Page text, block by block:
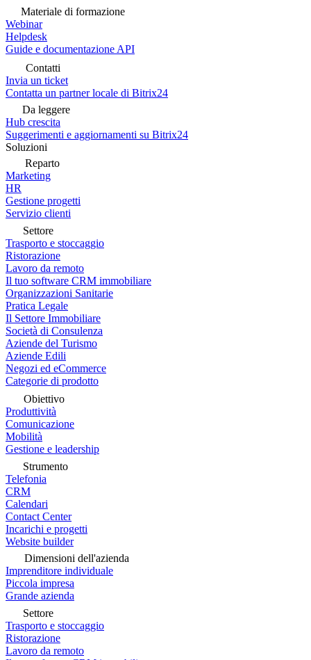
Materiale di formazione
Webinar
Helpdesk
Guide e documentazione API
Contatti
Invia un ticket
Contatta un partner locale di Bitrix24
Da leggere
Hub crescita
Suggerimenti e aggiornamenti su Bitrix24
Soluzioni
Reparto
Marketing
HR
Gestione progetti
Servizio clienti
Settore
Trasporto e stoccaggio
Ristorazione
Lavoro da remoto
Il tuo software CRM immobiliare
Organizzazioni Sanitarie
Pratica Legale
Il Settore Immobiliare
Società di Consulenza
Aziende del Turismo
Aziende Edili
Negozi ed eCommerce
Categorie di prodotto
Obiettivo
Produttività
Comunicazione
Mobilità
Gestione e leadership
Strumento
Telefonia
CRM
Calendari
Contact Center
Incarichi e progetti
Website builder
Dimensioni dell'azienda
Imprenditore individuale
Piccola impresa
Grande azienda
Settore
Trasporto e stoccaggio
Ristorazione
Lavoro da remoto